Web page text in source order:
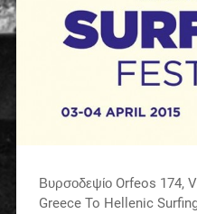
Βυρσοδεψίο Orfeos 174,
Greece To Hellenic